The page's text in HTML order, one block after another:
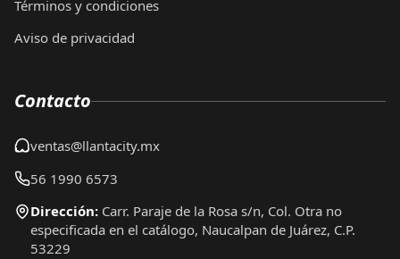
Términos y condiciones
Aviso de privacidad
Contacto
ventas@llantacity.mx
56 1990 6573
Dirección: Carr. Paraje de la Rosa s/n, Col. Otra no
especificada en el catálogo, Naucalpan de Juárez, C.P.
53229